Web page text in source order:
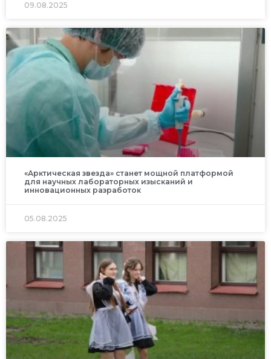
09.08.2025
«Арктическая звезда» станет мощной платформой
для научных лабораторных изысканий и
инновационных разработок
05.08.2025